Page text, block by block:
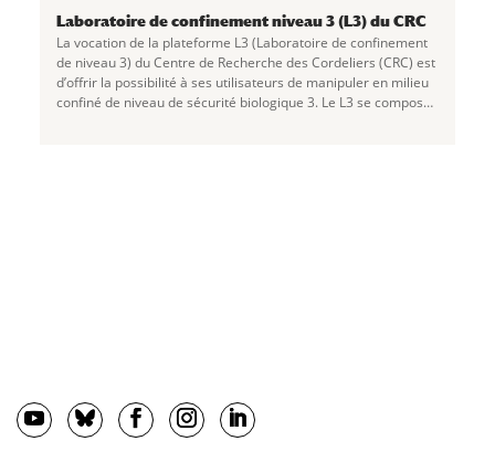
Laboratoire de confinement niveau 3 (L3) du CRC
La vocation de la plateforme L3 (Laboratoire de confinement
de niveau 3) du Centre de Recherche des Cordeliers (CRC) est
d’offrir la possibilité à ses utilisateurs de manipuler en milieu
confiné de niveau de sécurité biologique 3. Le L3 se compose